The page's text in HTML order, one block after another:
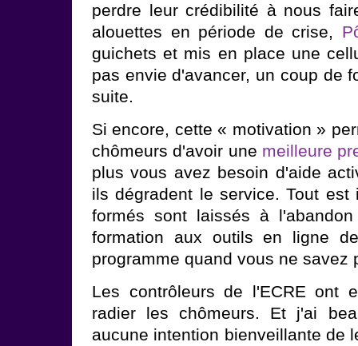
perdre leur crédibilité à nous
alouettes en période de crise,
guichets et mis en place une
pas envie d'avancer, un coup de
suite.
Si encore, cette « motivation »
chômeurs d'avoir une meilleure
plus vous avez besoin d'aide
ils dégradent le service. Tout
formés sont laissés à
formation aux outils en ligne
programme quand vous ne savez
Les contrôleurs de l'ECRE ont
radier les chômeurs. Et j'ai
aucune intention bienveillante de